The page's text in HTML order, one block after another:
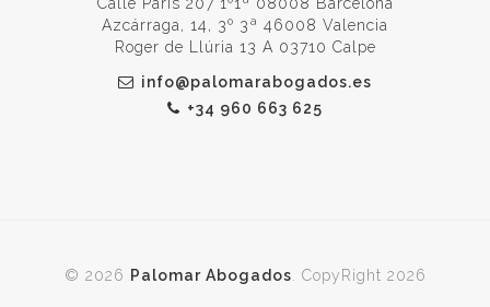
Azcárraga, 14, 3º 3ª 46008 Valencia
Roger de Llúria 13 A 03710 Calpe
info@palomarabogados.es
+34 960 663 625
© 2026 Palomar Abogados . CopyRight 2026